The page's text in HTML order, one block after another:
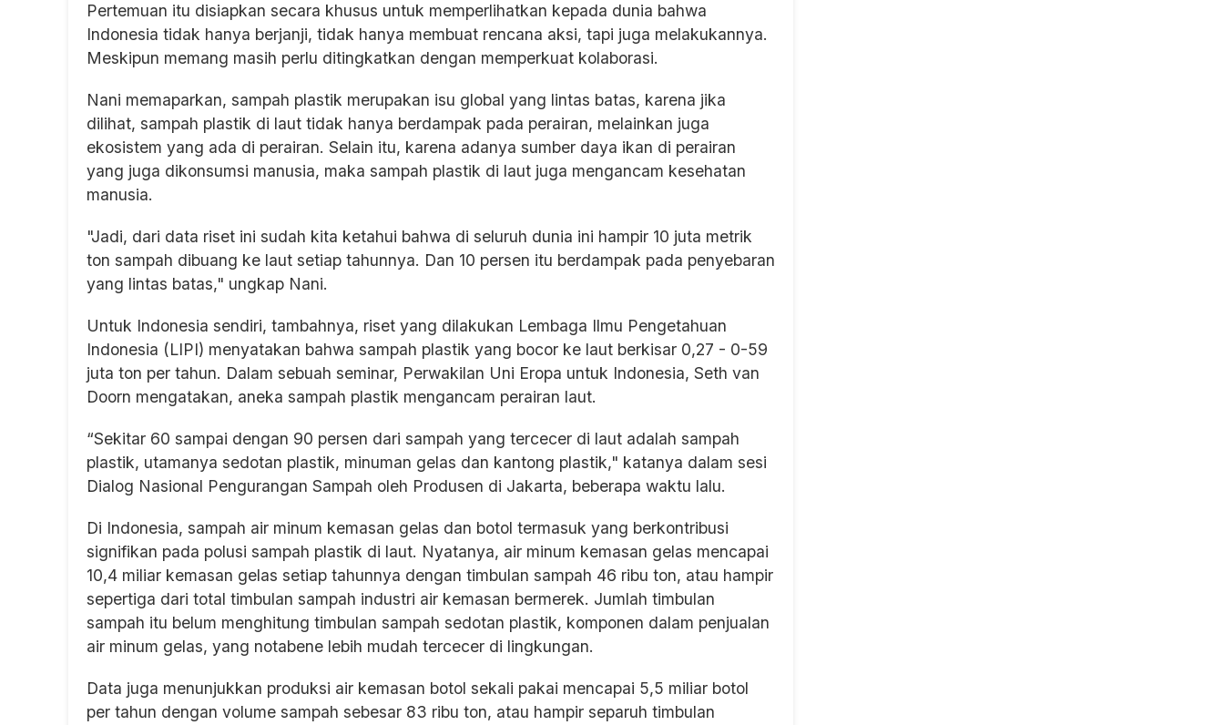
Pertemuan itu disiapkan secara khusus untuk memperlihatkan kepada dunia bahwa
Indonesia tidak hanya berjanji, tidak hanya membuat rencana aksi, tapi juga melakukannya.
Meskipun memang masih perlu ditingkatkan dengan memperkuat kolaborasi.
Nani memaparkan, sampah plastik merupakan isu global yang lintas batas, karena jika
dilihat, sampah plastik di laut tidak hanya berdampak pada perairan, melainkan juga
ekosistem yang ada di perairan. Selain itu, karena adanya sumber daya ikan di perairan
yang juga dikonsumsi manusia, maka sampah plastik di laut juga mengancam kesehatan
manusia.
"Jadi, dari data riset ini sudah kita ketahui bahwa di seluruh dunia ini hampir 10 juta metrik
ton sampah dibuang ke laut setiap tahunnya. Dan 10 persen itu berdampak pada penyebaran
yang lintas batas," ungkap Nani.
Untuk Indonesia sendiri, tambahnya, riset yang dilakukan Lembaga Ilmu Pengetahuan
Indonesia (LIPI) menyatakan bahwa sampah plastik yang bocor ke laut berkisar 0,27 - 0-59
juta ton per tahun. Dalam sebuah seminar, Perwakilan Uni Eropa untuk Indonesia, Seth van
Doorn mengatakan, aneka sampah plastik mengancam perairan laut.
“Sekitar 60 sampai dengan 90 persen dari sampah yang tercecer di laut adalah sampah
plastik, utamanya sedotan plastik, minuman gelas dan kantong plastik," katanya dalam sesi
Dialog Nasional Pengurangan Sampah oleh Produsen di Jakarta, beberapa waktu lalu.
Di Indonesia, sampah air minum kemasan gelas dan botol termasuk yang berkontribusi
signifikan pada polusi sampah plastik di laut. Nyatanya, air minum kemasan gelas mencapai
10,4 miliar kemasan gelas setiap tahunnya dengan timbulan sampah 46 ribu ton, atau hampir
sepertiga dari total timbulan sampah industri air kemasan bermerek. Jumlah timbulan
sampah itu belum menghitung timbulan sampah sedotan plastik, komponen dalam penjualan
air minum gelas, yang notabene lebih mudah tercecer di lingkungan.
Data juga menunjukkan produksi air kemasan botol sekali pakai mencapai 5,5 miliar botol
per tahun dengan volume sampah sebesar 83 ribu ton, atau hampir separuh timbulan